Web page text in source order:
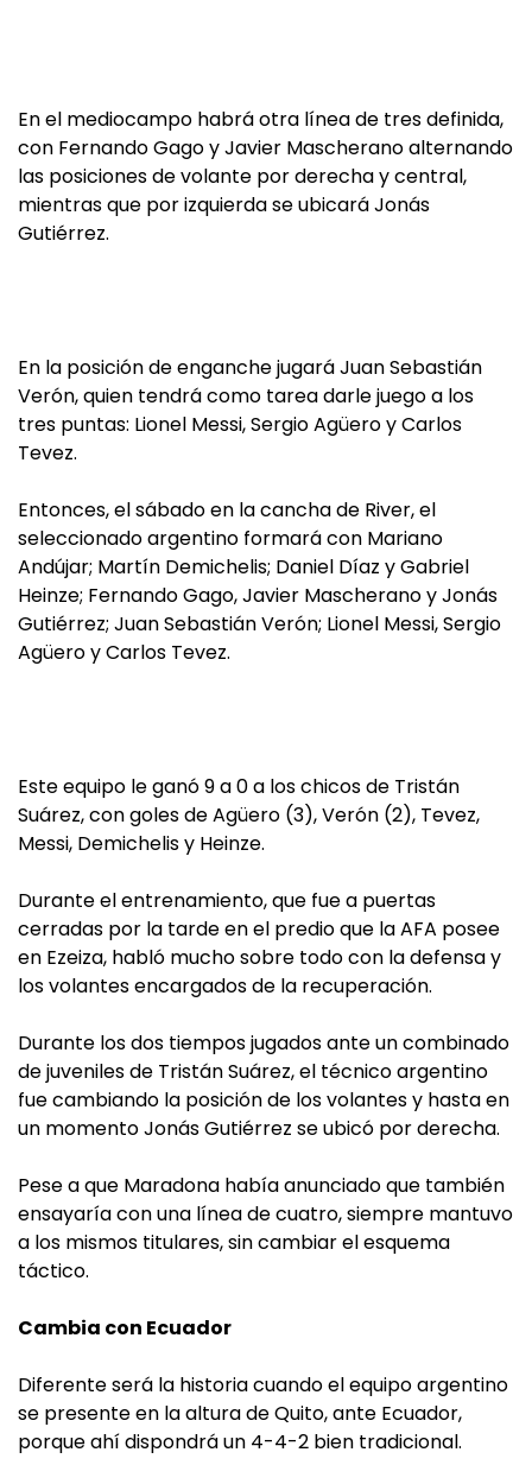
En el mediocampo habrá otra línea de tres definida,
con Fernando Gago y Javier Mascherano alternando
las posiciones de volante por derecha y central,
mientras que por izquierda se ubicará Jonás
Gutiérrez.
En la posición de enganche jugará Juan Sebastián
Verón, quien tendrá como tarea darle juego a los
tres puntas: Lionel Messi, Sergio Agüero y Carlos
Tevez.
Entonces, el sábado en la cancha de River, el
seleccionado argentino formará con Mariano
Andújar; Martín Demichelis; Daniel Díaz y Gabriel
Heinze; Fernando Gago, Javier Mascherano y Jonás
Gutiérrez; Juan Sebastián Verón; Lionel Messi, Sergio
Agüero y Carlos Tevez.
Este equipo le ganó 9 a 0 a los chicos de Tristán
Suárez, con goles de Agüero (3), Verón (2), Tevez,
Messi, Demichelis y Heinze.
Durante el entrenamiento, que fue a puertas
cerradas por la tarde en el predio que la AFA posee
en Ezeiza, habló mucho sobre todo con la defensa y
los volantes encargados de la recuperación.
Durante los dos tiempos jugados ante un combinado
de juveniles de Tristán Suárez, el técnico argentino
fue cambiando la posición de los volantes y hasta en
un momento Jonás Gutiérrez se ubicó por derecha.
Pese a que Maradona había anunciado que también
ensayaría con una línea de cuatro, siempre mantuvo
a los mismos titulares, sin cambiar el esquema
táctico.
Cambia con Ecuador
Diferente será la historia cuando el equipo argentino
se presente en la altura de Quito, ante Ecuador,
porque ahí dispondrá un 4-4-2 bien tradicional.